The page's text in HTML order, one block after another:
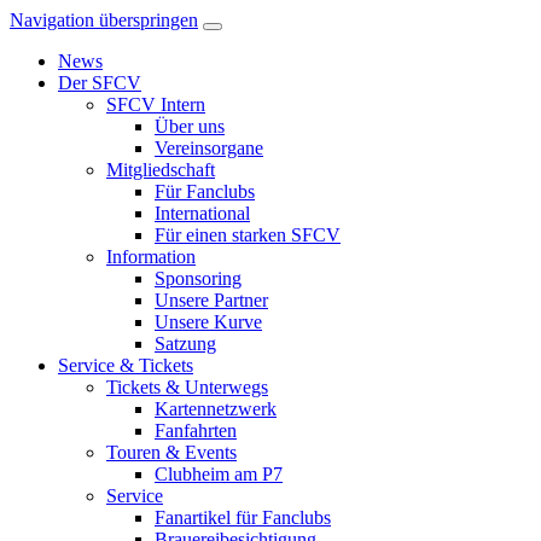
Navigation überspringen
News
Der SFCV
SFCV Intern
Über uns
Vereinsorgane
Mitgliedschaft
Für Fanclubs
International
Für einen starken SFCV
Information
Sponsoring
Unsere Partner
Unsere Kurve
Satzung
Service & Tickets
Tickets & Unterwegs
Kartennetzwerk
Fanfahrten
Touren & Events
Clubheim am P7
Service
Fanartikel für Fanclubs